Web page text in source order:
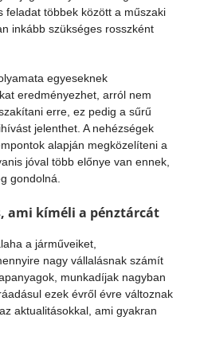
feladat többek között a műszaki
inkább szükséges rosszként
egyeseknek
eredményezhet, arról nem
erre, ez pedig a sűrű
jelenthet. A nehézségek
alapján megközelíteni a
jóval több előnye van ennek,
gondolná.
ami kíméli a pénztárcát
a járműveiket,
nagy vállalásnak számít
munkadíjak nagyban
ezek évről évre változnak
aktualitásokkal, ami gyakran